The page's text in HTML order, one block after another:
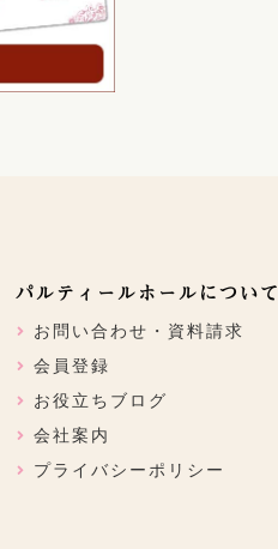
パルティールホールについて
お問い合わせ・資料請求
会員登録
お役立ちブログ
会社案内
プライバシーポリシー